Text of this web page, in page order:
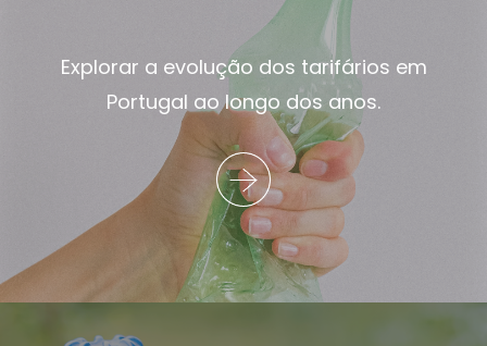
Explorar a evolução dos tarifários em
Portugal ao longo dos anos.